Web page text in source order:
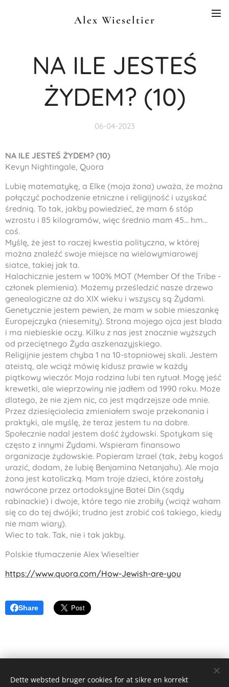
Alex Wieseltier
NA ILE JESTEŚ
ŻYDEM? (10)
06-04-2023
NA ILE JESTEŚ ŻYDEM? (10)
Kevyn Nightingale, Quora
Lubię matematykę, a Elke (moja żona) uważa, że można
połączyć pochodzenie etniczne i religijność i uzyskać
średnią. To tak, jakby powiedzieć, że mam 6 stóp
wzrostu i 85 kilogramów, więc średnio mam 45… hm…
coś.
Myślę, że jest to raczej kwestia polityczna, w której
można znaleźć swoje miejsce na wielowymiarowej
siatce, takiej jak ta.
Halachicznie jestem w 100% MOT (Member Of the Tribe -
członek plemienia). Możemy prześledzić nasze drzewo
genealogiczne aż do XIX wieku i wszyscy są Żydami.
Genetycznie jestem pewien, że mam w sobie mieszankę
Europejczyka (niesemity). Strona mojego ojca jest blada
i ma niebieskie oczy. Kilku z nas jest znacznie wyższych
od przeciętnego Żyda aszkenazyjskiego.
Religijnie jestem chyba 1 na 10-stopniowej skali. Jestem
ateistą, ale wciąż mówię kidusz prawie w każdy
piątkowy wieczór. Moja rodzina lubi ten rytuał. Mogę jeść
krewetki, ale wieprzowiny nie jadłem od 1990 roku. Może
dlatego, że nie zjem nic, co jest mądrzejsze ode mnie.
Przez dziesięciolecia zmieniałem swoje przekonania i
praktyki, ale myślę, że teraz jestem tu na dobre.
Społecznie nadal jestem dość żydowski. Spotykam się
często z innymi Żydami. Wspieram finansowo
organizacje żydowskie. Popieram Izrael (tak, żeby kogoś
urazić, dodam, że lubię Benjamina Netanjahu). Ale moja
żona jest katoliczką. Mam troje dzieci, które zostały
nawrócone przez ortodoksyjne Batei Din (sądy
rabinackie) i dwoje, które tego nie zrobiły (wciąż waham
się co do tej dwójki; trudno jest zrobić coś takiego, kiedy
nie mam wiary).
Wiec to tak. Tak, nie i tak jakby.
Polskie tłumaczenie Alex Wieseltier
https://www.quora.com/How-Jewish-are-you
Share
Dette websted bruger cookies for at sikre en korrekt